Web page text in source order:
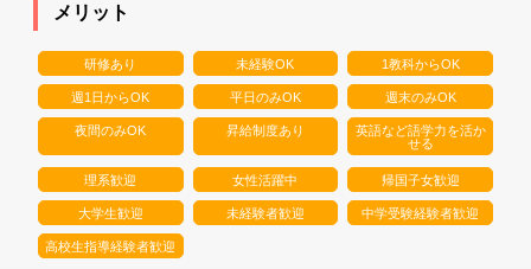
メリット
研修あり 未経験OK 1教科からOK
週1日からOK 平日のみOK 週末のみOK
夜間のみOK 昇給制度あり
英語など語学力を活か
せる
理系歓迎 女性活躍中 帰国子女歓迎
大学生歓迎 未経験者歓迎 中学受験経験者歓迎
高校生指導経験者歓迎